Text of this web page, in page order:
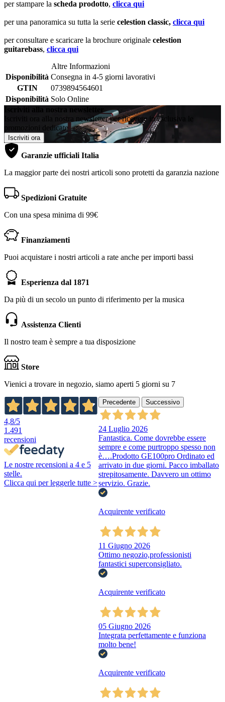
per stampare la scheda prodotto, clicca qui
per una panoramica su tutta la serie celestion classic, clicca qui
per consultare e scaricare la brochure originale celestion
guitarebass, clicca qui
Altre Informazioni
Disponibilità Consegna in 4-5 giorni lavorativi
GTIN
0739894564601
Disponibilità Solo Online
Iscriviti alla nostra newsletter
Iscriviti ora alla nostra newsletter per ricevere in esclusiva le
promozioni dedicate
Iscriviti ora
Garanzie ufficiali Italia
La maggior parte dei nostri articoli sono protetti da garanzia nazione
Spedizioni Gratuite
Con una spesa minima di 99€
Finanziamenti
Puoi acquistare i nostri articoli a rate anche per importi bassi
Esperienza dal 1871
Da più di un secolo un punto di riferimento per la musica
Assistenza Clienti
Il nostro team è sempre a tua disposizione
Store
Vienici a trovare in negozio, siamo aperti 5 giorni su 7
4,8/5
1.491
recensioni
Le nostre recensioni a 4 e 5
stelle.
Clicca qui per leggerle tutte >
Precedente Successivo
24 Luglio 2026
Fantastica. Come dovrebbe essere
sempre e come purtroppo spesso non
è….Prodotto GE100pro Ordinato ed
arrivato in due giorni. Pacco imballato
strepitosamente. Davvero un ottimo
servizio. Grazie.
Acquirente verificato
11 Giugno 2026
Ottimo negozio,professionisti
fantastici superconsigliato.
Acquirente verificato
05 Giugno 2026
Integrata perfettamente e funziona
molto bene!
Acquirente verificato